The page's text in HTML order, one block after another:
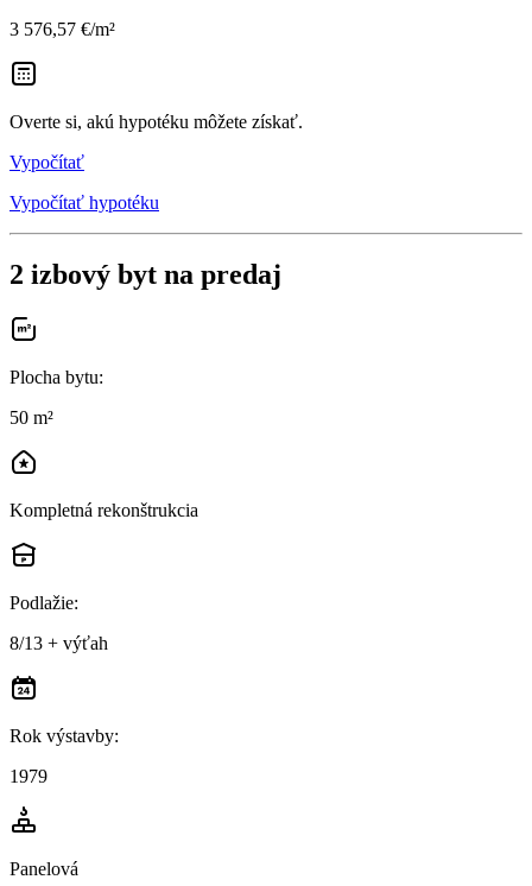
3 576,57 €/m²
Overte si, akú hypotéku môžete získať.
Vypočítať
Vypočítať hypotéku
2 izbový byt na predaj
Plocha bytu:
50 m²
Kompletná rekonštrukcia
Podlažie:
8/13 + výťah
Rok výstavby:
1979
Panelová